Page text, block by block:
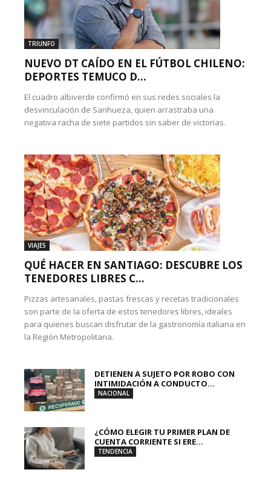
TRIUNFO
NUEVO DT CAÍDO EN EL FÚTBOL CHILENO:
DEPORTES TEMUCO D...
El cuadro albiverde confirmó en sus redes sociales la
desvinculación de Sanhueza, quien arrastraba una
negativa racha de siete partidos sin saber de victorias.
VIAJES
QUÉ HACER EN SANTIAGO: DESCUBRE LOS
TENEDORES LIBRES C...
Pizzas artesanales, pastas frescas y recetas tradicionales
son parte de la oferta de estos tenedores libres, ideales
para quienes buscan disfrutar de la gastronomía italiana en
la Región Metropolitana.
DETIENEN A SUJETO POR ROBO CON
INTIMIDACIÓN A CONDUCTO...
NACIONAL
¿CÓMO ELEGIR TU PRIMER PLAN DE
CUENTA CORRIENTE SI ERE...
TENDENCIA